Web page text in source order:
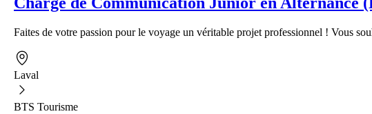
Faites de votre passion pour le voyage un véritable projet professionnel ! Vous
Laval
BTS Tourisme